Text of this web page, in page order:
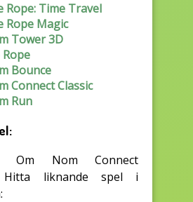
Rope: Time Travel
Rope Magic
Tower 3D
Bounce
Connect Classic
Run
Om Nom Connect
Hitta liknande spel i